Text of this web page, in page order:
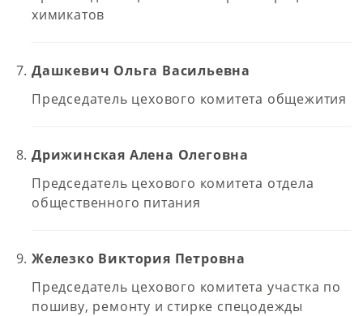
химикатов
Дашкевич Ольга Васильевна
Председатель цехового комитета общежития
Дрижинская Алена Олеговна
Председатель цехового комитета отдела
общественного питания
Железко Виктория Петровна
Председатель цехового комитета участка по
пошиву, ремонту и стирке спецодежды